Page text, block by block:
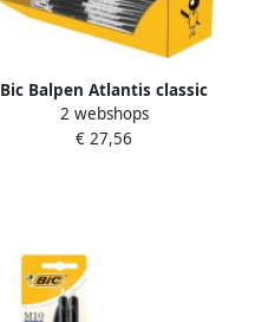
Bic Balpen Atlantis classic
grip clic M zwart valuepack
30+6 gratis
2 webshops
€ 27,56